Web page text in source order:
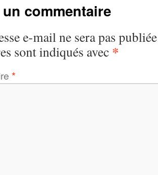
commentaire
e-mail ne sera pas
sont indiqués avec *
*